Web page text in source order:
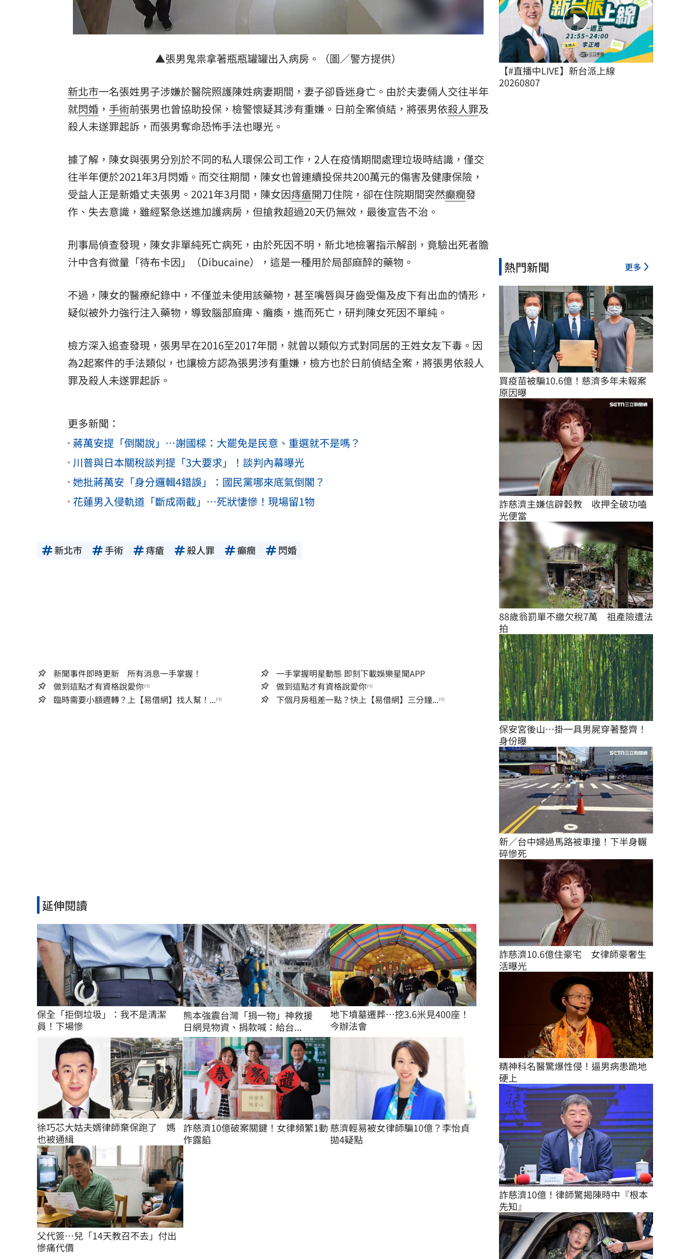
LIVE三立+24小時直播 15:27
三立iNEWS新聞台線上直播
台彩父親節推新刮刮樂千萬頭獎超「爸」氣 12:00
「拍片人的多重宇宙」職涯論壇9/12登場！ 10:30
8國球員齊聚高雄 Formosa 7s掀足球熱潮 10:00
▲張男鬼祟拿著瓶瓶罐罐出入病房。（圖／警方提供）
新北市一名張姓男子涉嫌於醫院照護陳姓病妻期間，妻子卻昏迷身亡。由於夫妻倆人交往半年
就閃婚 ， 手術前張男也曾協助投保，檢警懷疑其涉有重嫌。日前全案偵結，將張男依殺人罪及
殺人未遂罪起訴，而張男奪命恐怖手法也曝光。
據了解，陳女與張男分別於不同的私人環保公司工作，2人在疫情期間處理垃圾時結識，僅交
往半年便於2021年3月閃婚。而交往期間，陳女也曾連續投保共200萬元的傷害及健康保險，
受益人正是新婚丈夫張男。2021年3月間，陳女因痔瘡開刀住院，卻在住院期間突然癲癇發
作、失去意識，雖經緊急送進加護病房，但搶救超過20天仍無效，最後宣告不治。
刑事局偵查發現，陳女非單純死亡病死，由於死因不明，新北地檢署指示解剖，竟驗出死者膽
汁中含有微量「待布卡因」（Dibucaine），這是一種用於局部麻醉的藥物。
不過，陳女的醫療紀錄中，不僅並未使用該藥物，甚至嘴唇與牙齒受傷及皮下有出血的情形，
疑似被外力強行注入藥物，導致腦部麻痺、癱瘓，進而死亡，研判陳女死因不單純。
檢方深入追查發現，張男早在2016至2017年間，就曾以類似方式對同居的王姓女友下毒。因
為2起案件的手法類似，也讓檢方認為張男涉有重嫌，檢方也於日前偵結全案，將張男依殺人
罪及殺人未遂罪起訴。
更多新聞：
蔣萬安提「倒閣說」…謝國樑：大罷免是民意、重選就不是嗎？
川普與日本關稅談判提「3大要求」！談判內幕曝光
她批蔣萬安「身分邏輯4錯誤」：國民黨哪來底氣倒閣？
花蓮男入侵軌道「斷成兩截」…死狀悽慘！現場留1物
新北市 手術 痔瘡 殺人罪 癲癇 閃婚
新聞事件即時更新 所有消息一手掌握！
一手掌握明星動態 即刻下載娛樂星聞APP
做到這點才有資格說愛你PR 做到這點才有資格說愛你PR
臨時需要小額週轉？上【易借網】找人幫！...PR 下個月房租差一點？快上【易借網】三分鐘...PR
延伸閱讀
保全「拒倒垃圾」：我不是清潔
員！下場慘
熊本強震台灣「捐一物」神救援
日網見物資、捐款喊：給台...
地下墳墓遷葬…挖3.6米見400座！
今辦法會
徐巧芯大姑夫婿律師棄保跑了　媽
也被通緝
詐慈濟10億破案關鍵！女律頻繁1動
作露餡
慈濟輕易被女律師騙10億？李怡貞
拋4疑點
父代簽…兒「14天教召不去」付出
慘痛代價
【#直播中LIVE】新台派上線
20260807
熱門新聞 更多
買疫苗被騙10.6億！慈濟多年未報案
原因曝
詐慈濟主嫌信辟穀教　收押全破功嗑
光便當
88歲翁罰單不繳欠稅7萬　祖產險遭法
拍
保安宮後山…掛一具男屍穿著整齊！
身份曝
新／台中婦過馬路被車撞！下半身輾
碎慘死
詐慈濟10.6億住豪宅　女律師豪奢生
活曝光
精神科名醫驚爆性侵！逼男病患跪地
硬上
詐慈濟10億！律師驚揭陳時中『根本
先知』